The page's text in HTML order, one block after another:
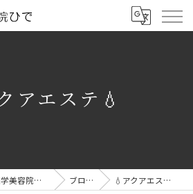
アエステ💧
長崎市の美容室なら理学美容院ひで ブログ 💧アクアエステ💧